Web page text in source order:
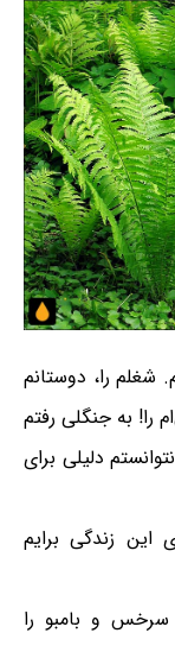
شغلم را، دوستانم
را! به جنگلی رفتم
دلیلی برای
این زندگی برایم
و بامبو را